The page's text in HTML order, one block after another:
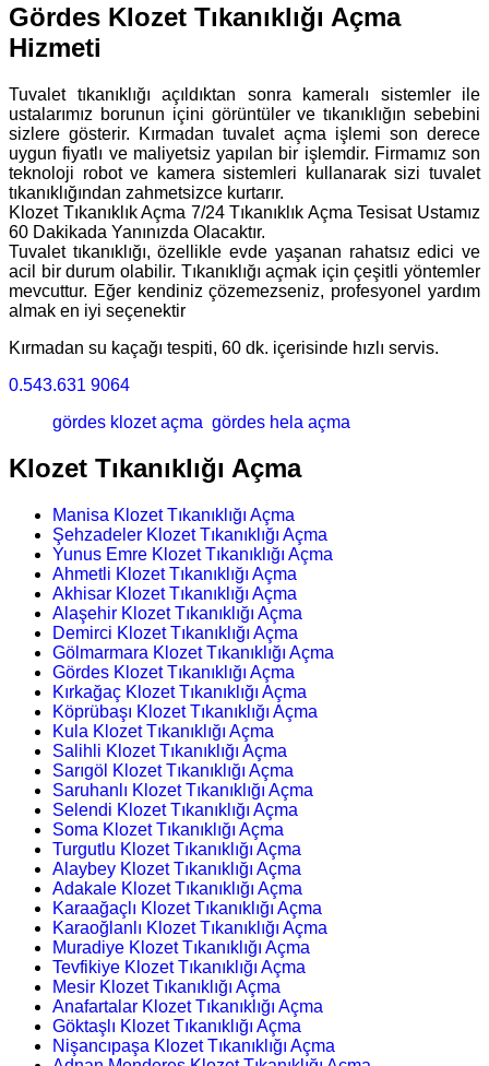
Gördes Klozet Tıkanıklığı Açma
Hizmeti
Tuvalet tıkanıklığı açıldıktan sonra kameralı sistemler ile
ustalarımız borunun içini görüntüler ve tıkanıklığın sebebini
sizlere gösterir. Kırmadan tuvalet açma işlemi son derece
uygun fiyatlı ve maliyetsiz yapılan bir işlemdir. Firmamız son
teknoloji robot ve kamera sistemleri kullanarak sizi tuvalet
tıkanıklığından zahmetsizce kurtarır.
Klozet Tıkanıklık Açma 7/24 Tıkanıklık Açma Tesisat Ustamız
60 Dakikada Yanınızda Olacaktır.
Tuvalet tıkanıklığı, özellikle evde yaşanan rahatsız edici ve
acil bir durum olabilir. Tıkanıklığı açmak için çeşitli yöntemler
mevcuttur. Eğer kendiniz çözemezseniz, profesyonel yardım
almak en iyi seçenektir
Kırmadan su kaçağı tespiti, 60 dk. içerisinde hızlı servis.
0.543.631 9064
gördes klozet açma gördes hela açma
Klozet Tıkanıklığı Açma
Manisa Klozet Tıkanıklığı Açma
Şehzadeler Klozet Tıkanıklığı Açma
Yunus Emre Klozet Tıkanıklığı Açma
Ahmetli Klozet Tıkanıklığı Açma
Akhisar Klozet Tıkanıklığı Açma
Alaşehir Klozet Tıkanıklığı Açma
Demirci Klozet Tıkanıklığı Açma
Gölmarmara Klozet Tıkanıklığı Açma
Gördes Klozet Tıkanıklığı Açma
Kırkağaç Klozet Tıkanıklığı Açma
Köprübaşı Klozet Tıkanıklığı Açma
Kula Klozet Tıkanıklığı Açma
Salihli Klozet Tıkanıklığı Açma
Sarıgöl Klozet Tıkanıklığı Açma
Saruhanlı Klozet Tıkanıklığı Açma
Selendi Klozet Tıkanıklığı Açma
Soma Klozet Tıkanıklığı Açma
Turgutlu Klozet Tıkanıklığı Açma
Alaybey Klozet Tıkanıklığı Açma
Adakale Klozet Tıkanıklığı Açma
Karaağaçlı Klozet Tıkanıklığı Açma
Karaoğlanlı Klozet Tıkanıklığı Açma
Muradiye Klozet Tıkanıklığı Açma
Tevfikiye Klozet Tıkanıklığı Açma
Mesir Klozet Tıkanıklığı Açma
Anafartalar Klozet Tıkanıklığı Açma
Göktaşlı Klozet Tıkanıklığı Açma
Nişancıpaşa Klozet Tıkanıklığı Açma